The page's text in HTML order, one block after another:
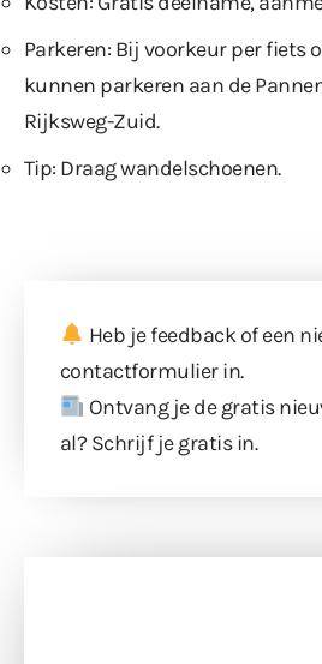
Parkeren: Bij voorkeur per fiets
kunnen parkeren aan de
Rijksweg-Zuid.
Tip: Draag wandelschoenen.
Heb je feedback of een
contactformulierin.
Ontvang je de gratis
al? Schrijf je gratis in.